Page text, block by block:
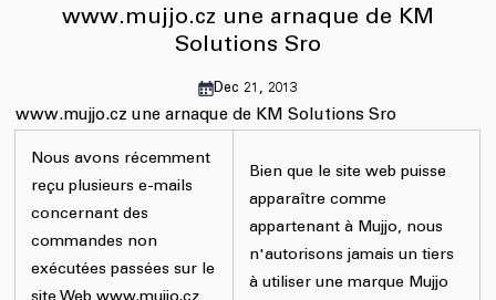
www.mujjo.cz une arnaque de KM
Solutions Sro
Dec 21, 2013
www.mujjo.cz une arnaque de KM Solutions Sro
Nous avons récemment
reçu plusieurs e-mails
concernant des
commandes non
exécutées passées sur le
Bien que le site web puisse
apparaître comme
appartenant à Mujjo, nous
n'autorisons jamais un tiers
à utiliser une marque Mujjo